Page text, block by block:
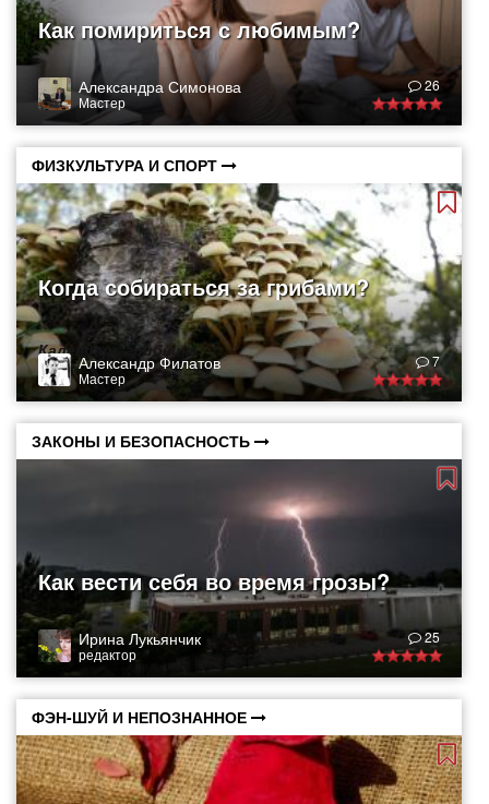
Как помириться с любимым?
Александра Симонова
Мастер
26
ФИЗКУЛЬТУРА И СПОРТ
Когда собираться за грибами?
Календарь грибника
Александр Филатов
Мастер
7
ЗАКОНЫ И БЕЗОПАСНОСТЬ
Как вести себя во время грозы?
Ирина Лукьянчик
редактор
25
ФЭН-ШУЙ И НЕПОЗНАННОЕ